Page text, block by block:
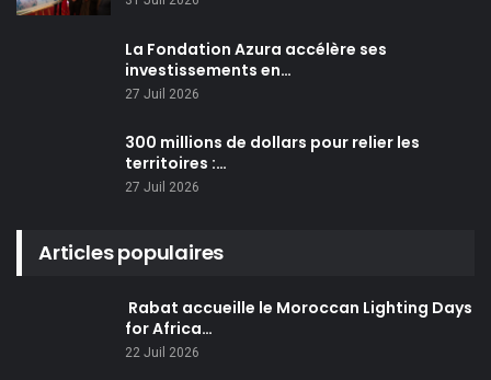
La Fondation Azura accélère ses
investissements en…
27 Juil 2026
300 millions de dollars pour relier les
territoires :…
27 Juil 2026
Articles populaires
Rabat accueille le Moroccan Lighting Days
for Africa…
22 Juil 2026